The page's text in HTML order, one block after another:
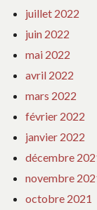
juillet 2022
juin 2022
mai 2022
avril 2022
mars 2022
février 2022
janvier 2022
décembre
novembre
octobre 2021